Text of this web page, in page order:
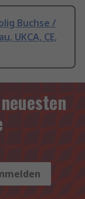
Buchse /
UKCA, CE,